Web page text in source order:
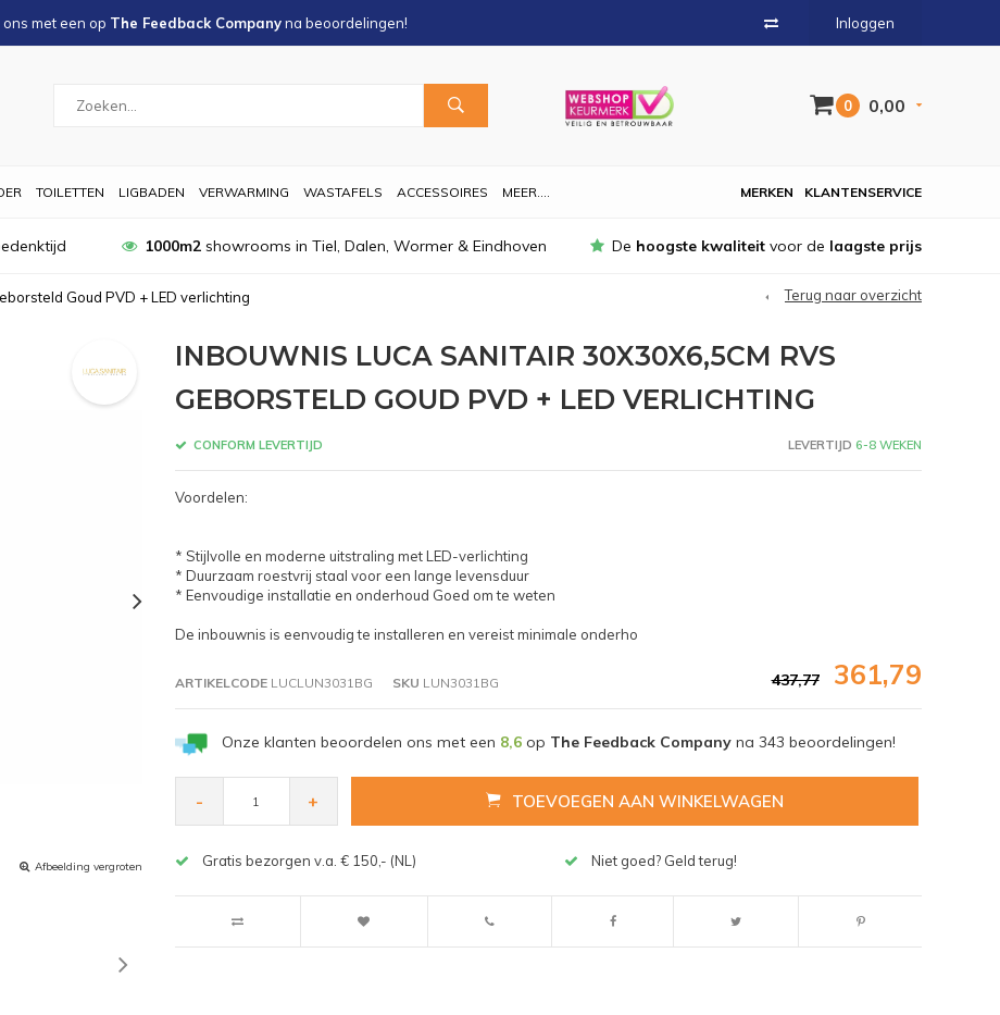
met een op The Feedback Companyna beoordelingen! Inloggen
0 0,00
TOILETTEN LIGBADEN VERWARMING WASTAFELS ACCESSOIRES MEER.... KLANTENSERVICE
MERKEN
1000m2showrooms in Tiel, Dalen, Wormer & Eindhoven De hoogste kwaliteit voor de laagste prijs
Goud PVD + LED verlichting Terug naar overzicht
Afbeelding vergroten Afbeelding vergroten
INBOUWNIS LUCA SANITAIR 30X30X6,5CM RVS
GEBORSTELD GOUD PVD + LED VERLICHTING
CONFORM LEVERTIJD LEVERTIJD 6-8 WEKEN
Voordelen:
* Stijlvolle en moderne uitstraling met LED-verlichting
* Duurzaam roestvrij staal voor een lange levensduur
* Eenvoudige installatie en onderhoud Goed om te weten
De inbouwnis is eenvoudig te installeren en vereist minimale onderho
ARTIKELCODELUCLUN3031BG SKU LUN3031BG 437,77 361,79
Onze klanten beoordelen ons met een 8,6op The Feedback Companyna 343 beoordelingen!
- + TOEVOEGEN AAN WINKELWAGEN
Gratis bezorgen v.a. € 150,- (NL) Niet goed? Geld terug!